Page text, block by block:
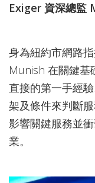
Exiger 資深總監
身為紐約市網路
Munish 在關鍵基
直接的第一手經
架及條件來判斷
影響關鍵服務並
業。